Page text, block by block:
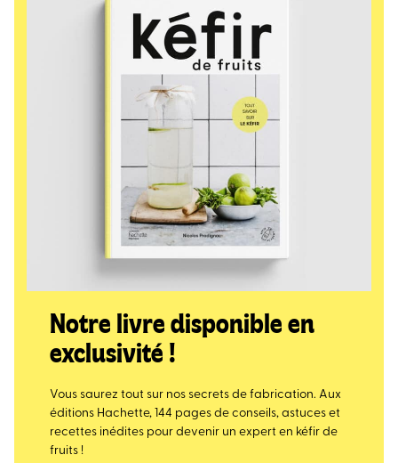
Notre livre disponible en
exclusivité !
Vous saurez tout sur nos secrets de fabrication. Aux
éditions Hachette, 144 pages de conseils, astuces et
recettes inédites pour devenir un expert en kéfir de
fruits !